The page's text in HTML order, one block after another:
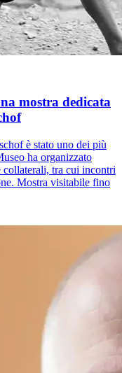
mostra dedicata
è stato uno dei più
ha organizzato
tra cui incontri
Mostra visitabile fino